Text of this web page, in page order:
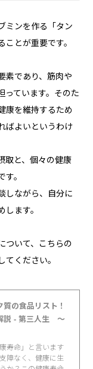
ミンを作る「タン
とが重要です。
素であり、筋肉や
っています。そのた
康を維持するため
ばよいというわけ
取と、個々の健康
。
しながら、自分に
ます。
ついて、こちらの
ください。
の食品リスト！
説 - 第三人生 〜
寿命」と言います
障なく、健康に生